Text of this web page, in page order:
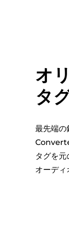
オ
タ
最先端
タグを
オーディ